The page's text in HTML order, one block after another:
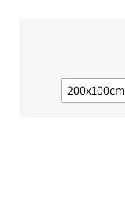
200x100cm